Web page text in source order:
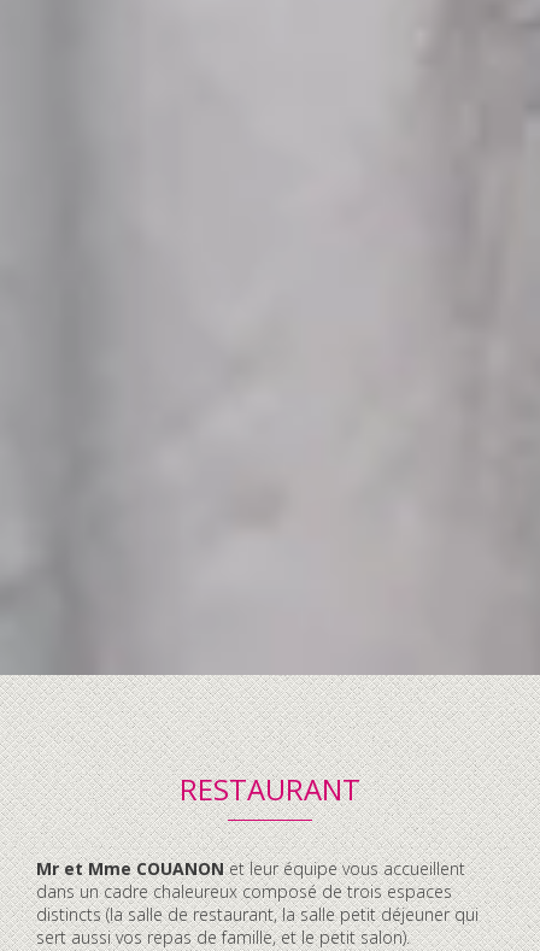
RESTAURANT
Contenu
accordéon
Mr et Mme COUANONet leur équipe vous accueillent
dans un cadre chaleureux composé de trois espaces
distincts (la salle de restaurant, la salle petit déjeuner qui
sert aussi vos repas de famille, et le petit salon).